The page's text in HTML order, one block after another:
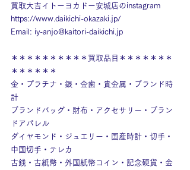
買取大吉イトーヨカドー安城店のinstagram
https://www.daikichi-okazaki.jp/
Email: iy-anjo@kaitori-daikichi.jp
＊＊＊＊＊＊＊＊＊＊買取品目＊＊＊＊＊＊＊
＊＊＊＊＊＊
金・プラチナ・銀・金歯・貴金属・ブランド時
計
ブランドバッグ・財布・アクセサリー・ブラン
ドアパレル
ダイヤモンド・ジュエリー・国産時計・切手・
中国切手・テレカ
古銭・古紙幣・外国紙幣コイン・記念硬貨・金